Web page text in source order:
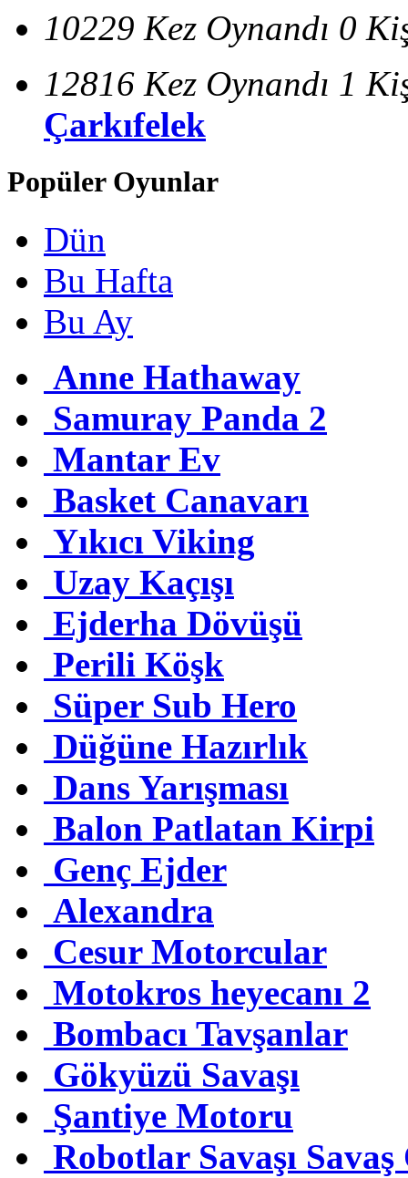
10229 Kez Oynandı 0
12816 Kez Oynandı 1
Çarkıfelek
Popüler Oyunlar
Dün
Bu Hafta
Bu Ay
Anne Hathaway
Samuray Panda 2
Mantar Ev
Basket Canavarı
Yıkıcı Viking
Uzay Kaçışı
Ejderha Dövüşü
Perili Köşk
Süper Sub Hero
Düğüne Hazırlık
Dans Yarışması
Balon Patlatan Kirpi
Genç Ejder
Alexandra
Cesur Motorcular
Motokros heyecanı 2
Bombacı Tavşanlar
Gökyüzü Savaşı
Şantiye Motoru
Robotlar Savaşı